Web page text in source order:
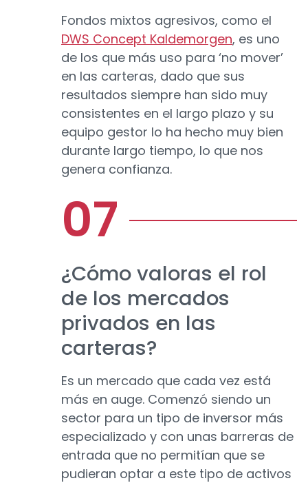
Fondos mixtos agresivos, como el
DWS Concept Kaldemorgen, es uno
de los que más uso para ‘no mover’
en las carteras, dado que sus
resultados siempre han sido muy
consistentes en el largo plazo y su
equipo gestor lo ha hecho muy bien
durante largo tiempo, lo que nos
genera confianza.
¿Cómo valoras el rol
de los mercados
privados en las
carteras?
Es un mercado que cada vez está
más en auge. Comenzó siendo un
sector para un tipo de inversor más
especializado y con unas barreras de
entrada que no permitían que se
pudieran optar a este tipo de activos